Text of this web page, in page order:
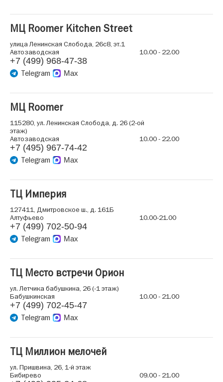
МЦ Roomer Kitchen Street
улица Ленинская Слобода, 26с8, эт.1
Автозаводская
10.00 - 22.00
+7 (499) 968-47-38
Telegram Max
МЦ Roomer
115280, ул. Ленинская Слобода, д. 26 (2-ой
этаж)
Автозаводская
10.00 - 22.00
+7 (495) 967-74-42
Telegram Max
ТЦ Империя
127411, Дмитровское ш., д. 161Б
Алтуфьево
10.00-21.00
+7 (499) 702-50-94
Telegram Max
ТЦ Место встречи Орион
ул. Летчика бабушкина, 26 (-1 этаж)
Бабушкинская
10.00 - 21.00
+7 (499) 702-45-47
Telegram Max
ТЦ Миллион мелочей
ул. Пришвина, 26, 1-й этаж
Бибирево
09.00 - 21.00